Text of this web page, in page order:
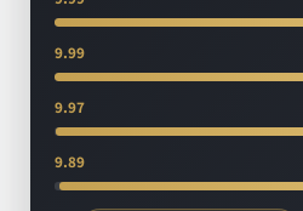
9.99
9.97
9.89